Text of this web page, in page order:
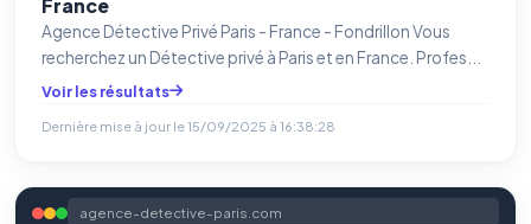
France
Agence Détective Privé Paris - France - Fondrillon Vous
recherchez un Détective privé à Paris et en France. Profes...
Voir les résultats
Dernière mise à jour le15/09/2025 à 16:38:28
agence-detective-paris.com